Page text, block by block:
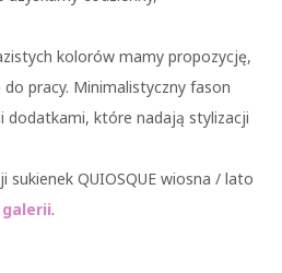
kolorów mamy propozycję,
pracy. Minimalistyczny fason
dodatkami, które nadają stylizacji
sukienek QUIOSQUE wiosna / lato
galerii.